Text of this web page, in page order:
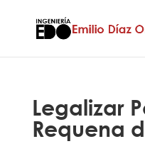
Legalizar
Requena